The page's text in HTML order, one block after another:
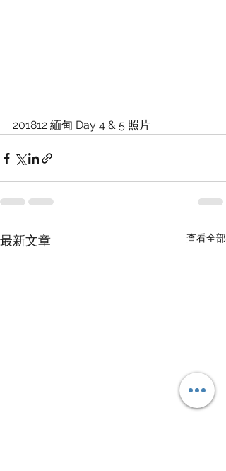
201812 緬甸 Day 4 & 5 照片
最新文章 查看全部